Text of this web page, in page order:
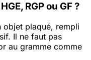
RGP ou GF ?
objet plaqué, rempli
Il ne faut pas
au gramme comme